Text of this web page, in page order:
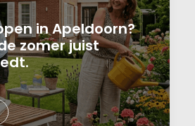
in Apeldoorn?
zomer juist